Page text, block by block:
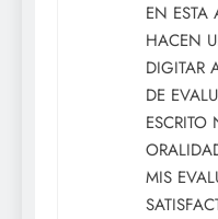
EN ESTA
HACEN
DIGITAR
DE
MIS